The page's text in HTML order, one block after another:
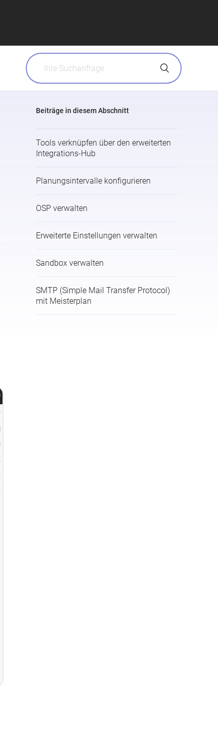
Beiträge in diesem Abschnitt
Tools verknüpfen über den erweiterten
Integrations-Hub
Planungsintervalle konfigurieren
OSP verwalten
Erweiterte Einstellungen verwalten
Sandbox verwalten
SMTP (Simple Mail Transfer Protocol)
mit Meisterplan